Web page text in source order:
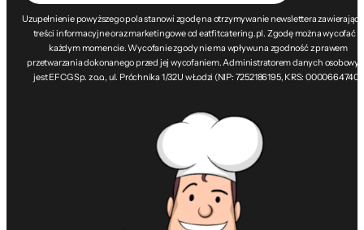
Uzupełnienie powyższego pola stanowi zgodę na otrzymywanie newslettera
treści informacyjne oraz marketingowe od eatfitcatering.pl. Zgodę można wycofać w
każdym momencie. Wycofanie zgody nie ma wpływu na zgodność z prawem
przetwarzania dokonanego przed jej wycofaniem. Administratorem danych
jest EFCG Sp. z o.o., ul. Próchnika 1/32U w Łodzi (NIP: 7252186195, KRS: 0000664740).